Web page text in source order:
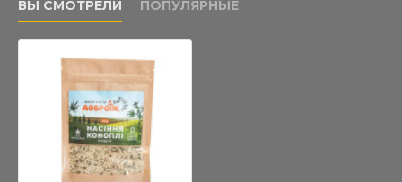
ВЫ СМОТРЕЛИ ПОПУЛЯРНЫЕ